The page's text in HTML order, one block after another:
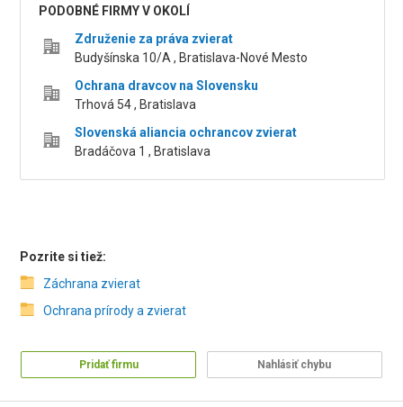
PODOBNÉ FIRMY V OKOLÍ
Združenie za práva zvierat
Budyšínska 10/A , Bratislava-Nové Mesto
Ochrana dravcov na Slovensku
Trhová 54 , Bratislava
Slovenská aliancia ochrancov zvierat
Bradáčova 1 , Bratislava
Pozrite si tiež:
Záchrana zvierat
Ochrana prírody a zvierat
Pridať firmu Nahlásiť chybu